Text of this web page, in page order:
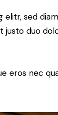
sed
duo
eros nec